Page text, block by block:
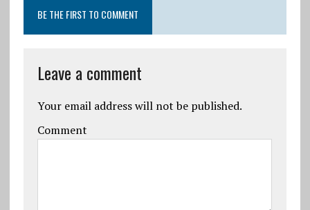
BE THE FIRST TO COMMENT
Leave a comment
Your email address will not be published.
Comment